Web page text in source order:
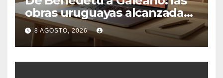
obras uruguayas alcanzadas
por la demanda colectiva de
US$ 1.500 millones contra
Anthropic
8 AGOSTO, 2026